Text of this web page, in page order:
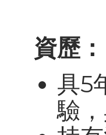
資歷：
具5
驗